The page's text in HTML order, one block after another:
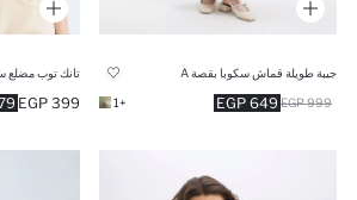
جيبة طويلة قماش سكوبا بقصة A
649 EGP 999 EGP
+1
تانك توب مضلع
399 EGP